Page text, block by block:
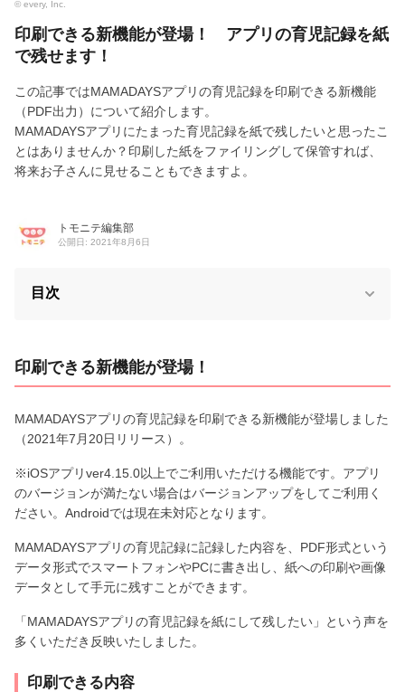
© every, Inc.
印刷できる新機能が登場！ アプリの育児記録を紙
で残せます！
この記事ではMAMADAYSアプリの育児記録を印刷できる新機能
（PDF出力）について紹介します。
MAMADAYSアプリにたまった育児記録を紙で残したいと思ったこ
とはありませんか？印刷した紙をファイリングして保管すれば、
将来お子さんに見せることもできますよ。
トモニテ編集部
公開日: 2021年8月6日
目次
印刷できる新機能が登場！
MAMADAYSアプリの育児記録を印刷できる新機能が登場しました
（2021年7月20日リリース）。
※iOSアプリver4.15.0以上でご利用いただける機能です。アプリ
のバージョンが満たない場合はバージョンアップをしてご利用く
ださい。Androidでは現在未対応となります。
MAMADAYSアプリの育児記録に記録した内容を、PDF形式という
データ形式でスマートフォンやPCに書き出し、紙への印刷や画像
データとして手元に残すことができます。
「MAMADAYSアプリの育児記録を紙にして残したい」という声を
多くいただき反映いたしました。
印刷できる内容